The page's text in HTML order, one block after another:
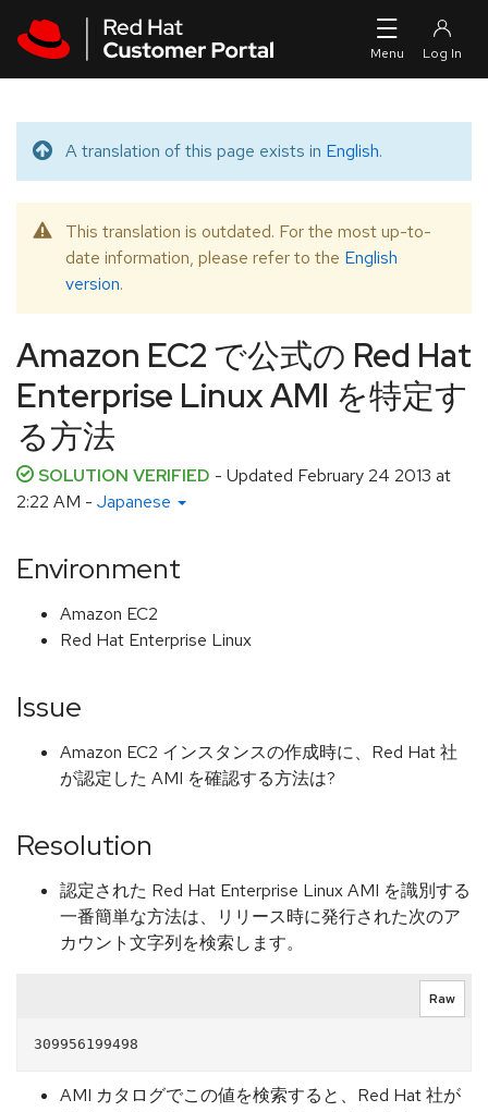
Translated message
A translation of this page exists in English.
Warning message
This translation is outdated. For the most up-to-
date information, please refer to the English
version.
Amazon EC2 で公式の Red Hat
Enterprise Linux AMI を特定す
る方法
SOLUTION VERIFIED - Updated February 24 2013 at
2:22 AM - Japanese
Environment
Amazon EC2
Red Hat Enterprise Linux
Issue
Amazon EC2 インスタンスの作成時に、Red Hat 社
が認定した AMI を確認する方法は?
Resolution
認定された Red Hat Enterprise Linux AMI を識別する
一番簡単な方法は、リリース時に発行された次のア
カウント文字列を検索します。
Raw
AMI カタログでこの値を検索すると、Red Hat 社が